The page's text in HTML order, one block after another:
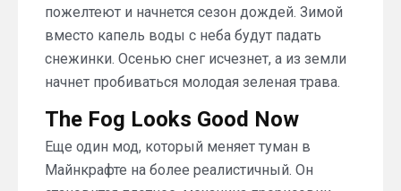
пожелтеют и начнется сезон дождей. Зимой
вместо капель воды с неба будут падать
снежинки. Осенью снег исчезнет, а из земли
начнет пробиваться молодая зеленая трава.
The Fog Looks Good Now
Еще один мод, который меняет туман в
Майнкрафте на более реалистичный. Он